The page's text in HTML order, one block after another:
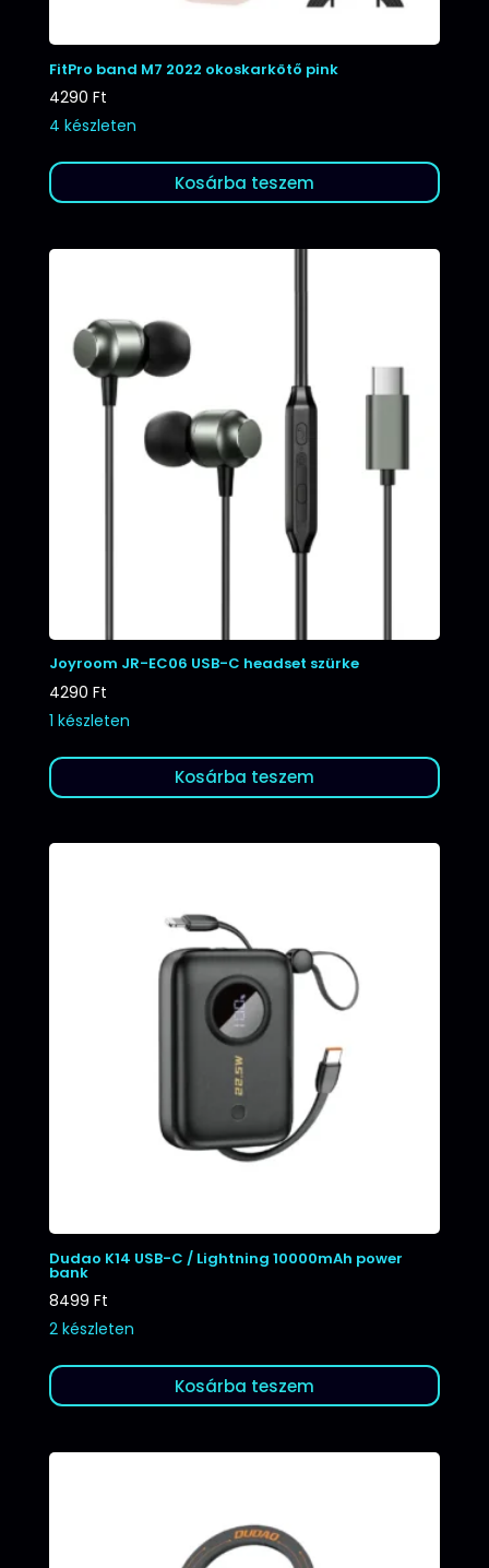
FitPro band M7 2022 okoskarkötő pink
4290 Ft
4 készleten
Kosárba teszem
Joyroom JR-EC06 USB-C headset szürke
4290 Ft
1 készleten
Kosárba teszem
Dudao K14 USB-C / Lightning 10000mAh power
bank
8499 Ft
2 készleten
Kosárba teszem